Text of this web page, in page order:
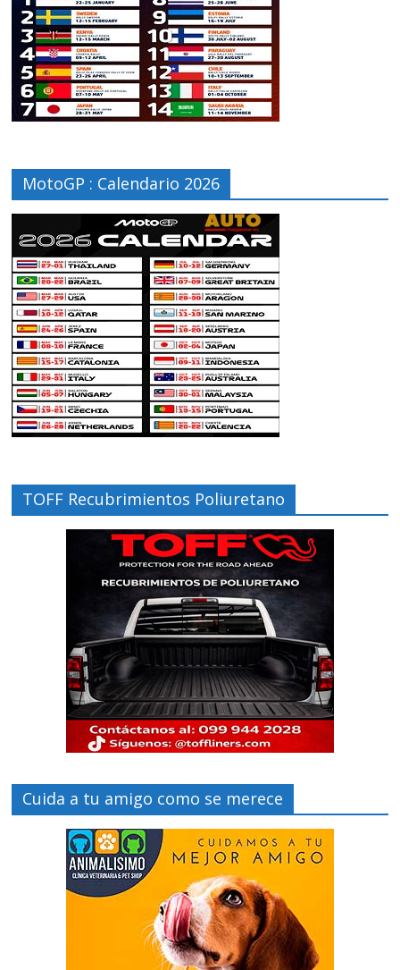
MotoGP : Calendario 2026
TOFF Recubrimientos Poliuretano
Cuida a tu amigo como se merece